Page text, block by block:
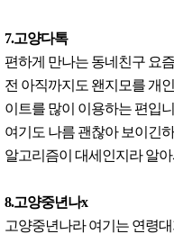
7.고양다톡
편하게 만나는 동네친구 요
전 아직까지도 왠지모를 개
이트를 많이 이용하는 편입
여기도 나름 괜찮아 보이긴
알고리즘이 대세인지라 알
8.고양중년나x
고양중년나라 여기는 연령